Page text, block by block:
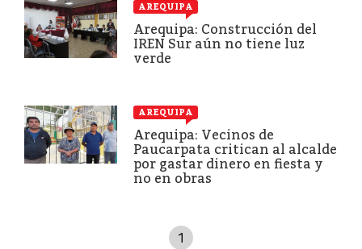
AREQUIPA
Arequipa: Construcción del
IREN Sur aún no tiene luz
verde
AREQUIPA
Arequipa: Vecinos de
Paucarpata critican al alcalde
por gastar dinero en fiesta y
no en obras
1